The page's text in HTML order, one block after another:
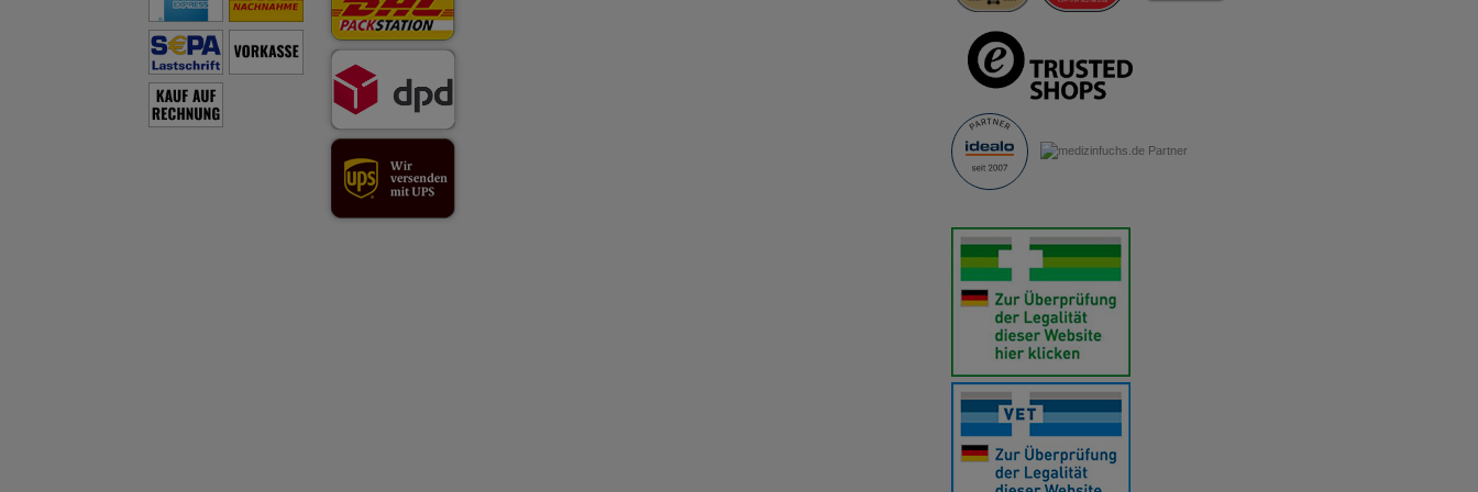
mit deren Hilfe wir unsere Website weiter für Sie optimieren können, den Inhalt auf unserer Website aber auch die
Werbung auf Drittseiten möglichst relevant für Sie zu gestalten. Bitte beachten Sie, dass Daten hierfür teilweise an
Dritte wie z.B. Google oder soziale Medien übertragen werden.